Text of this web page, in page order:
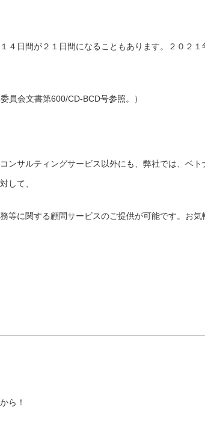
４日間が２１日間になることもあります。２０２１
員会文書第600/CD-BCD号参照。）
ンサルティングサービス以外にも、弊社では、ベト
して、
等に関する顧問サービスのご提供が可能です。お気
ら！